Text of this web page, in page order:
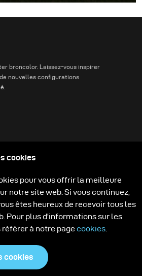
broncolor. Laissez-vous inspirer
nouvelles configurations
Technologies
Carrière
cookies
pour vous offrir la meilleure
notre site web. Si vous continuez,
êtes heureux de recevoir tous les
Pour plus d'informations sur les
à notre page cookies
cookies